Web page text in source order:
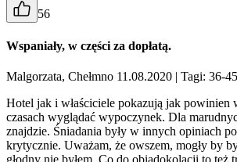
56
Wspaniały, w części za dopłatą.
Malgorzata, Chełmno 11.08.2020 | Tagi: 36-
Hotel jak i właściciele pokazują jak powinien
czasach wyglądać wypoczynek. Dla
znajdzie. Śniadania były w innych opiniach
krytycznie. Uważam, że owszem, mogły by